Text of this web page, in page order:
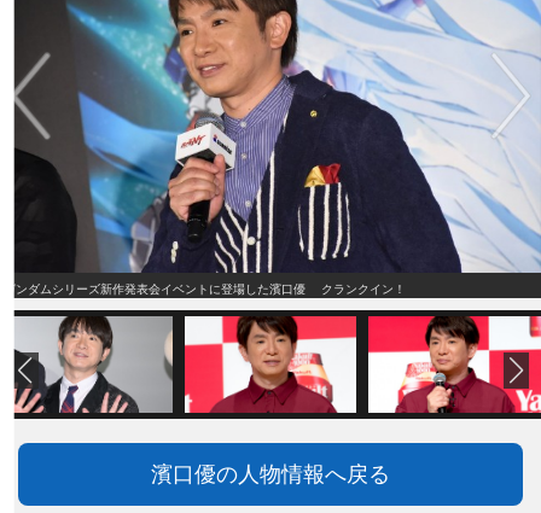
ガンダムシリーズ新作発表会イベントに登場した濱口優 クランクイン！
濱口優の人物情報へ戻る